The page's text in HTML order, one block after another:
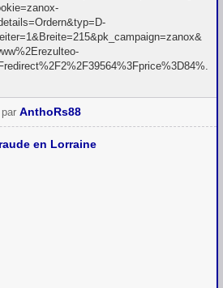
par AnthoRs88
en Lorraine